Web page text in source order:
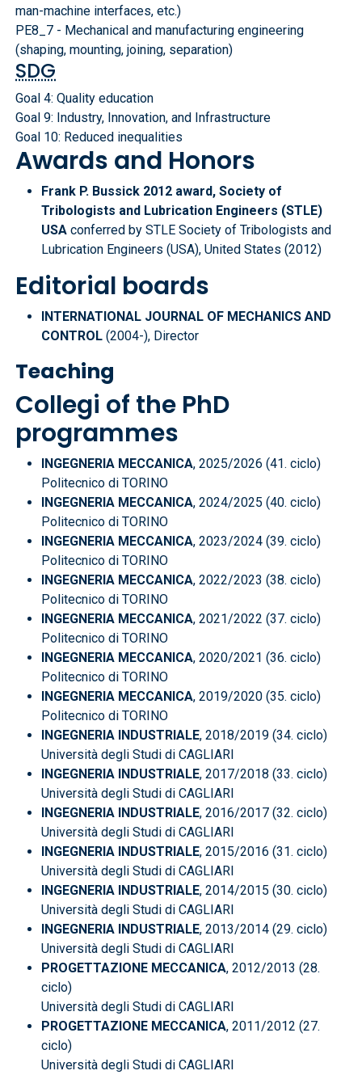
man-machine interfaces, etc.)
PE8_7 - Mechanical and manufacturing engineering
(shaping, mounting, joining, separation)
SDG
Goal 4: Quality education
Goal 9: Industry, Innovation, and Infrastructure
Goal 10: Reduced inequalities
Awards and Honors
Frank P. Bussick 2012 award, Society of
Tribologists and Lubrication Engineers (STLE)
USA conferred by STLE Society of Tribologists and
Lubrication Engineers (USA), United States (2012)
Editorial boards
INTERNATIONAL JOURNAL OF MECHANICS AND
CONTROL (2004-), Director
Teaching
Collegi of the PhD
programmes
INGEGNERIA MECCANICA, 2025/2026 (41. ciclo)
Politecnico di TORINO
INGEGNERIA MECCANICA, 2024/2025 (40. ciclo)
Politecnico di TORINO
INGEGNERIA MECCANICA, 2023/2024 (39. ciclo)
Politecnico di TORINO
INGEGNERIA MECCANICA, 2022/2023 (38. ciclo)
Politecnico di TORINO
INGEGNERIA MECCANICA, 2021/2022 (37. ciclo)
Politecnico di TORINO
INGEGNERIA MECCANICA, 2020/2021 (36. ciclo)
Politecnico di TORINO
INGEGNERIA MECCANICA, 2019/2020 (35. ciclo)
Politecnico di TORINO
INGEGNERIA INDUSTRIALE, 2018/2019 (34. ciclo)
Università degli Studi di CAGLIARI
INGEGNERIA INDUSTRIALE, 2017/2018 (33. ciclo)
Università degli Studi di CAGLIARI
INGEGNERIA INDUSTRIALE, 2016/2017 (32. ciclo)
Università degli Studi di CAGLIARI
INGEGNERIA INDUSTRIALE, 2015/2016 (31. ciclo)
Università degli Studi di CAGLIARI
INGEGNERIA INDUSTRIALE, 2014/2015 (30. ciclo)
Università degli Studi di CAGLIARI
INGEGNERIA INDUSTRIALE, 2013/2014 (29. ciclo)
Università degli Studi di CAGLIARI
PROGETTAZIONE MECCANICA, 2012/2013 (28.
ciclo)
Università degli Studi di CAGLIARI
PROGETTAZIONE MECCANICA, 2011/2012 (27.
ciclo)
Università degli Studi di CAGLIARI